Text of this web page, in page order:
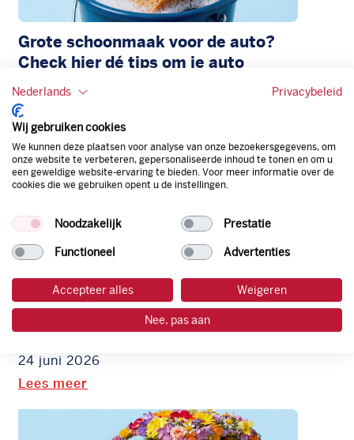
Grote schoonmaak voor de auto?
Check hier dé tips om je auto
schoon te maken
22 juli 2026
Lees meer
Ga goed voorbereid op weg: de
zomercheck voor je auto
24 juni 2026
Lees meer
Nederlands Privacybeleid
Wij gebruiken cookies
We kunnen deze plaatsen voor analyse van onze bezoekersgegevens, om
onze website te verbeteren, gepersonaliseerde inhoud te tonen en om u
een geweldige website-ervaring te bieden. Voor meer informatie over de
cookies die we gebruiken opent u de instellingen.
Noodzakelijk Prestatie
Functioneel Advertenties
Accepteer alles Weigeren
Nee, pas aan